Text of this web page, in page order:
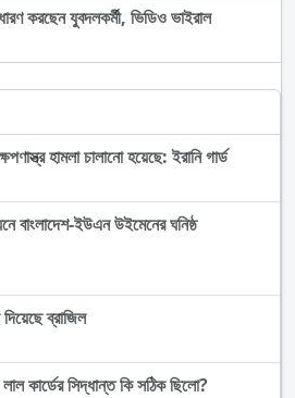
করছেন যুবদলকর্মী, ভিডিও ভাইরাল
হামলা চালানো হয়েছে: ইরানি গার্ড
বাংলাদেশ-ইউএন উইমেনের ঘনিষ্ঠ
ব্রাজিল
কার্ডের সিদ্ধান্ত কি সঠিক ছিলো?